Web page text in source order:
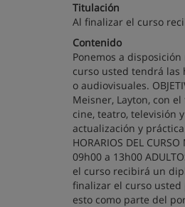
Titulación
Al finalizar el curso
Contenido
Ponemos a disposición
curso usted tendrá las
o audiovisuales.
Meisner, Layton, con
cine, teatro, televisión
actualización y
HORARIOS DEL
09h00 a 13h00
el curso recibirá un
finalizar el curso usted
esto como parte del